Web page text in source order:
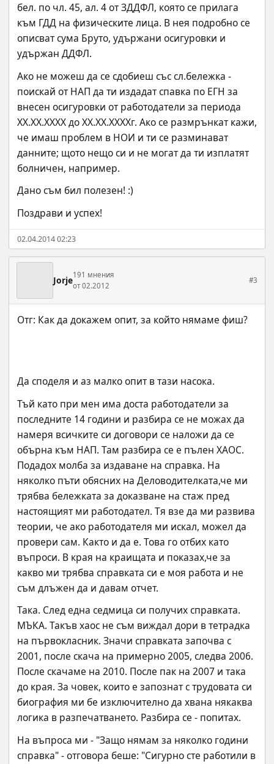
бел. по чл. 45, ал. 4 от ЗДДФЛ, която се прилага
към ГДД на физическите лица. В нея подробно се
описват сума Бруто, удържани осигуровки и
удържан ДДФЛ.
Ако не можеш да се сдобиеш със сл.бележка -
поискай от НАП да ти издадат спавка по ЕГН за
внесен осигуровки от работодатели за периода
ХХ.ХХ.ХХХХ до ХХ.ХХ.ХХХХг. Ако се размрънкат кажи,
че имаш проблем в НОИ и ти се разминават
данните; щото нещо си и не могат да ти изплатят
болничен, например.
Дано съм бил полезен! :)
Поздрави и успех!
02.04.2014 02:23
Jorje191 мнения
от 02.2012
#3
Да споделя и аз малко опит в тази насока.
Тъй като при мен има доста работодатели за
последните 14 години и разбира се не можах да
намеря всичките си договори се наложи да се
обърна към НАП. Там разбира се е пълен ХАОС.
Подадох молба за издаване на справка. На
няколко пъти обясних на Деловодителката,че ми
трябва бележката за доказване на стаж пред
настоящият ми работодател. Тя взе да ми развива
теории, че ако работодателя ми искал, можел да
провери сам. Както и да е. Това го отбих като
въпроси. В края на краищата и показах,че за
какво ми трябва справката си е моя работа и не
съм длъжен да и давам отчет.
Така. След една седмица си получих справката.
МЪКА. Такъв хаос не съм виждал дори в тетрадка
на първокласник. Значи справката започва с
2001, после скача на примерно 2005, следва 2006.
После скачаме на 2010. После пак на 2007 и така
до края. За човек, които е запознат с трудовата си
биография ми бе изключително да хвана някаква
логика в разпечатването. Разбира се - попитах.
На въпроса ми - "Защо нямам за няколко години
справка" - отговора беше: "Сигурно сте работили в